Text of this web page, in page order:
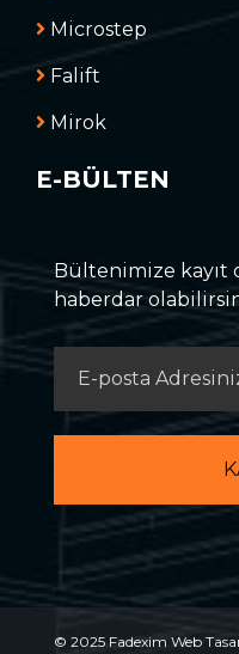
Microstep
Falift
Mirok
E-BÜLTEN
Bültenimize kayıt
haberdar
© 2025 Fadexim Web